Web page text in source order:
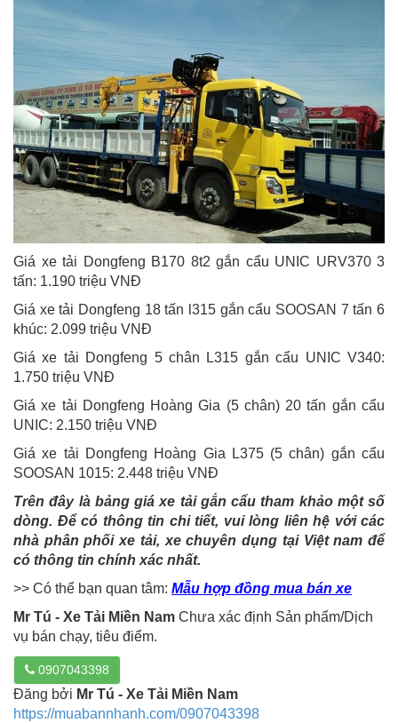
Giá xe tải Dongfeng B170 8t2 gắn cẩu UNIC URV370 3
tấn: 1.190 triệu VNĐ
Giá xe tải Dongfeng 18 tấn l315 gắn cẩu SOOSAN 7 tấn 6
khúc: 2.099 triệu VNĐ
Giá xe tải Dongfeng 5 chân L315 gắn cẩu UNIC V340:
1.750 triệu VNĐ
Giá xe tải Dongfeng Hoàng Gia (5 chân) 20 tấn gắn cẩu
UNIC: 2.150 triệu VNĐ
Giá xe tải Dongfeng Hoàng Gia L375 (5 chân) gắn cẩu
SOOSAN 1015: 2.448 triệu VNĐ
Trên đây là bảng giá xe tải gắn cẩu tham khảo một số
dòng. Để có thông tin chi tiết, vui lòng liên hệ với các
nhà phân phối xe tải, xe chuyên dụng tại Việt nam để
có thông tin chính xác nhất.
>> Có thể bạn quan tâm: Mẫu hợp đồng mua bán xe
Mr Tú - Xe Tải Miền Nam Chưa xác định Sản phẩm/Dịch
vụ bán chạy, tiêu điểm.
0907043398
Đăng bởi Mr Tú - Xe Tải Miền Nam
https://muabannhanh.com/0907043398